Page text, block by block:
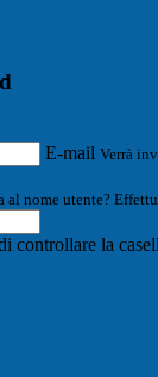
E-mail Verrà
al nome utente?
controllare la